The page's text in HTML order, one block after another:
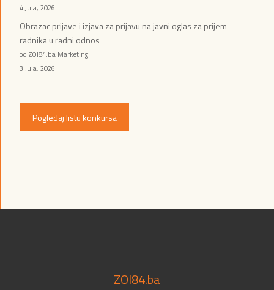
4 Jula, 2026
Obrazac prijave i izjava za prijavu na javni oglas za prijem
radnika u radni odnos
od ZOI84.ba Marketing
3 Jula, 2026
Pogledaj listu konkursa
ZOI84.ba